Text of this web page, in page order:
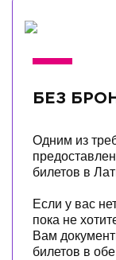
БЕЗ
Одним из
билетов в
Если у вас
пока не
Вам
билетов в